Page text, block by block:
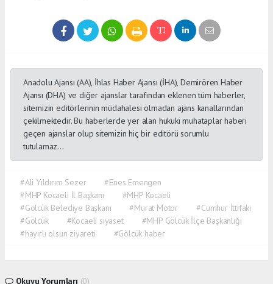
Anadolu Ajansı (AA), İhlas Haber Ajansı (İHA), Demirören Haber
Ajansı (DHA) ve diğer ajanslar tarafından eklenen tüm haberler,
sitemizin editörlerinin müdahalesi olmadan ajans kanallarından
çekilmektedir. Bu haberlerde yer alan hukuki muhataplar haberi
geçen ajanslar olup sitemizin hiç bir editörü sorumlu
tutulamaz...
#Ali Yıldırım Sezer
#Enes Emengen
#MHP Kocaeli İl Başkanı
#MHP Kocaeli
#Gölcük Belediye Başkanı
#Murat Motor
#Cumhur İttifakı
#Gölcük
#Kocaeli siyaset
#MHP Gölcük İlçe Başkanlığı
#hayırlı olsun ziyareti
#Gölcük haber
Okuyu Yorumları (0)